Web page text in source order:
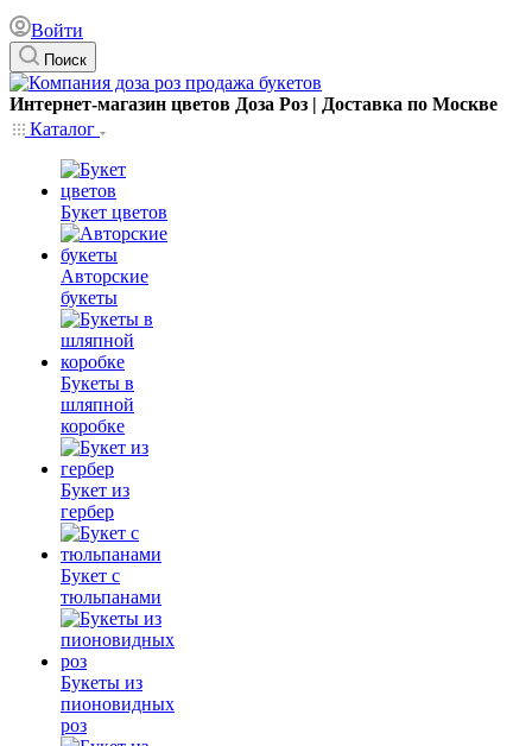
Войти
Поиск
Интернет-магазин цветов Доза Роз | Доставка по Москве
Каталог
Букет цветов
Авторские
букеты
Букеты в
шляпной
коробке
Букет из
гербер
Букет с
тюльпанами
Букеты из
пионовидных
роз